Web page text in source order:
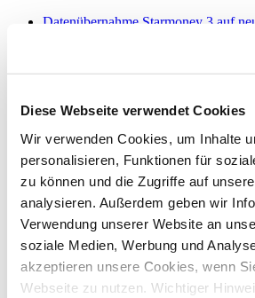
Diese Webseite verwendet Cookies
Wir verwenden Cookies, um Inhalte
personalisieren, Funktionen für
zu können und die Zugriffe auf
analysieren. Außerdem geben wir
Verwendung unserer Website an
soziale Medien, Werbung und
akzeptieren unsere Cookies, wenn
Webseite zu nutzen. Wichtiger
Datenübernahme Starmoney 3 auf
Speicherort der Daten (Version 1.7.0)
vonRaiMan »Fr., 26. Jan 2024 18:31
0Antworten
13456Zugriffe
Letzter Beitrag
von
RaiMan
Fr., 26. Jan 2024 18:31
Datenübernahme funktioniert nicht
Di., 23. Jan 2024
2Antworten
14843Zugriffe